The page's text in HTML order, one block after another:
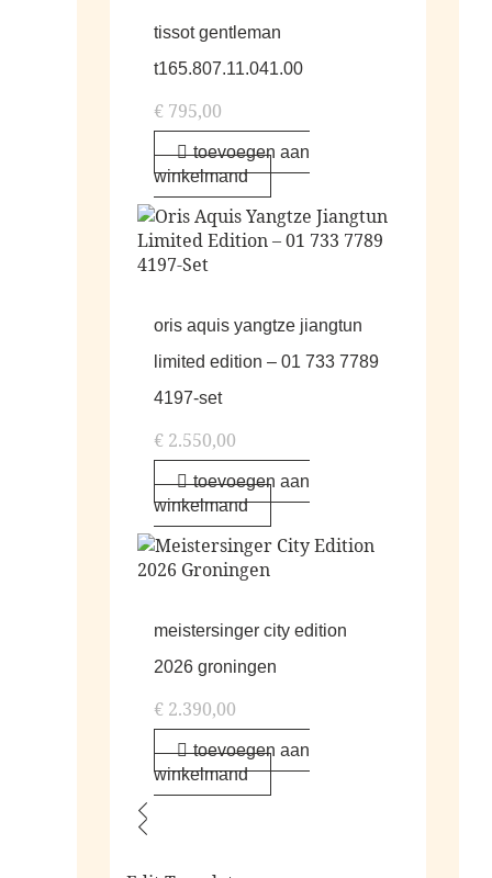
tissot gentleman
t165.807.11.041.00
€ 795,00
toevoegen aan
winkelmand
oris aquis yangtze jiangtun
limited edition – 01 733 7789
4197-set
€ 2.550,00
toevoegen aan
winkelmand
meistersinger city edition
2026 groningen
€ 2.390,00
toevoegen aan
winkelmand